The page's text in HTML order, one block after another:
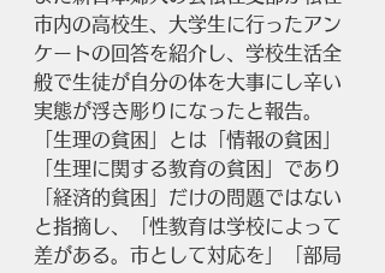
市内の高校生、大学生に行ったアン
ケートの回答を紹介し、学校生活全
般で生徒が自分の体を大事にし辛い
実態が浮き彫りになったと報告。
「生理の貧困」とは「情報の貧困」
「生理に関する教育の貧困」であり
「経済的貧困」だけの問題ではない
と指摘し、「性教育は学校によって
差がある。市として対応を」「部局